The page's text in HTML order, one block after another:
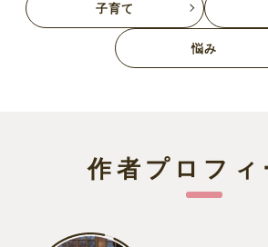
子育て
悩み
作者プロフィ